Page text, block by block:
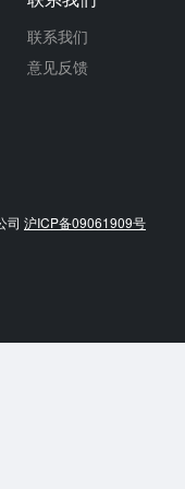
联系我们
意见反馈
司 沪ICP备09061909号